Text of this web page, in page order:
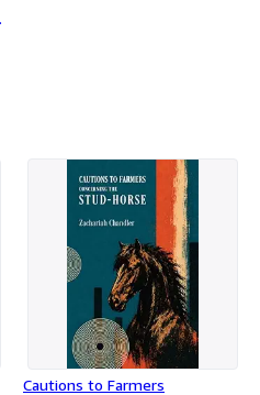
Cautions to Farmers